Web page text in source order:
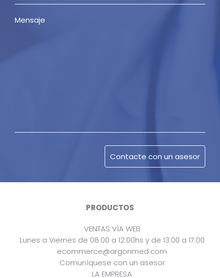
PRODUCTOS
VENTAS VÍA WEB
Lunes a Viernes de 08:00 a 12:00hs y de 13:00 a 17:00
ecommerce@argonmed.com
Comuníquese con un asesor
LA EMPRESA